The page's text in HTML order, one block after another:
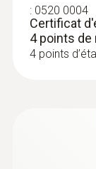
: 0520 0004
Certificat
4 points de
4 points